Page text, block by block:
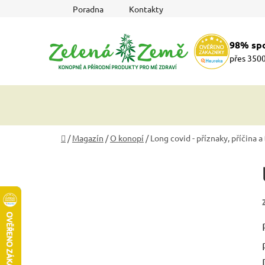
Poradna Kontakty
98%
přes
Domů
/ Magazín /O konopí / Long covid - příznaky, příčina